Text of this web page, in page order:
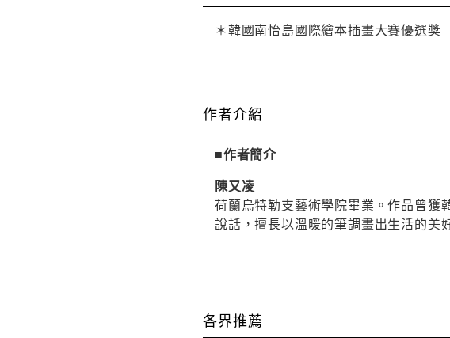
＊韓國南怡島國際繪本插畫大賽優選獎
作者介紹
■作者簡介
陳又凌
荷蘭烏特勒支藝術學院畢業。作品曾獲
說話，擅長以溫暖的筆調畫出生活的美
各界推薦